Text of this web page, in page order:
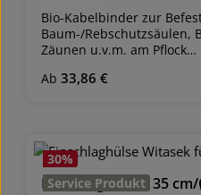
Bio-Kabelbinder zur
Baum-/Rebschutzsäulen,
Zäunen u.v.m. am Pflock
(60 Packungen pro Karton)
Baumschutz- oder
Gitter optimal am Pflock
Haltbarkeit (UV-stabil): ca.
Regulärer Preis:
Ab 33,86 €
30%
Service Produkt
Einschlaghülse - 35